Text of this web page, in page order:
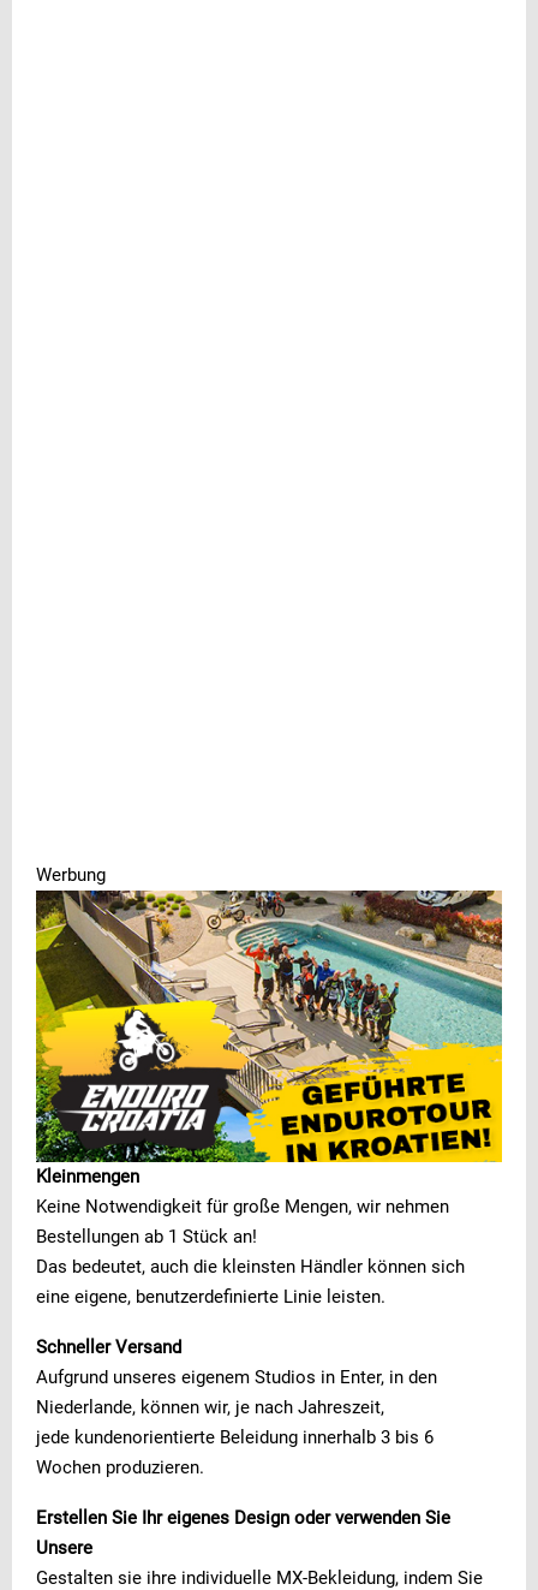
Werbung
Kleinmengen
Keine Notwendigkeit für große Mengen, wir nehmen
Bestellungen ab 1 Stück an!
Das bedeutet, auch die kleinsten Händler können sich
eine eigene, benutzerdefinierte Linie leisten.
Schneller Versand
Aufgrund unseres eigenem Studios in Enter, in den
Niederlande, können wir, je nach Jahreszeit,
jede kundenorientierte Beleidung innerhalb 3 bis 6
Wochen produzieren.
Erstellen Sie Ihr eigenes Design oder verwenden Sie
Unsere
Gestalten sie ihre individuelle MX-Bekleidung, indem Sie
Werbung